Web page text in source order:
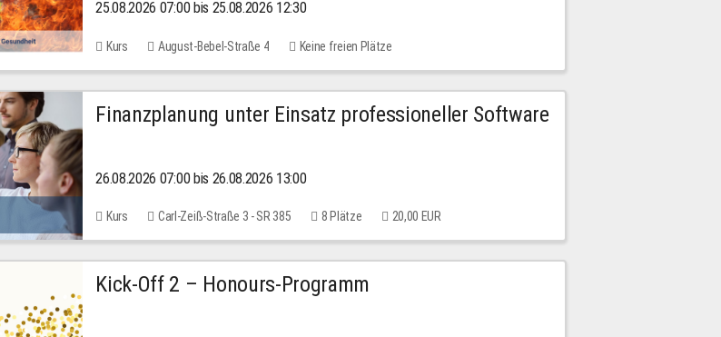
25.08.2026 07:00 bis 25.08.2026 12:30
Kurs August-Bebel-Straße 4 Keine freien Plätze
Finanzplanung unter Einsatz professioneller Software
26.08.2026 07:00 bis 26.08.2026 13:00
Kurs Carl-Zeiß-Straße 3 - SR 385 8 Plätze 20,00 EUR
Kick-Off 2 – Honours-Programm